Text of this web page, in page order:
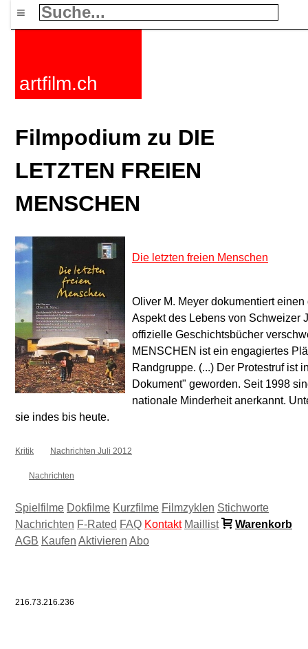
≡
artfilm.ch
Filmpodium zu DIE
LETZTEN FREIEN
MENSCHEN
Die letzten freien Menschen
Oliver M. Meyer dokumentiert
Aspekt des Lebens von Schweizer
offizielle Geschichtsbücher
MENSCHEN ist ein engagiertes
Randgruppe. (...) Der Protestruf ist
Dokument" geworden. Seit 1998
nationale Minderheit anerkannt.
sie indes bis heute.
Kritik Nachrichten Juli 2012
Nachrichten
Spielfilme Dokfilme Kurzfilme Filmzyklen Stichworte
Nachrichten F-Rated FAQ Kontakt Maillist
Warenkorb
AGB Kaufen Aktivieren Abo
216.73.216.236